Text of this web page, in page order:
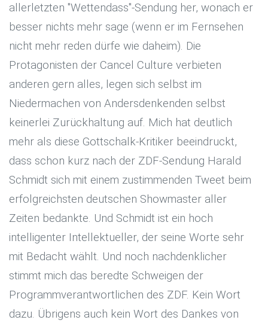
allerletzten "Wettendass"-Sendung her, wonach er
besser nichts mehr sage (wenn er im Fernsehen
nicht mehr reden dürfe wie daheim). Die
Protagonisten der Cancel Culture verbieten
anderen gern alles, legen sich selbst im
Niedermachen von Andersdenkenden selbst
keinerlei Zurückhaltung auf. Mich hat deutlich
mehr als diese Gottschalk-Kritiker beeindruckt,
dass schon kurz nach der ZDF-Sendung Harald
Schmidt sich mit einem zustimmenden Tweet beim
erfolgreichsten deutschen Showmaster aller
Zeiten bedankte. Und Schmidt ist ein hoch
intelligenter Intellektueller, der seine Worte sehr
mit Bedacht wählt. Und noch nachdenklicher
stimmt mich das beredte Schweigen der
Programmverantwortlichen des ZDF. Kein Wort
dazu. Übrigens auch kein Wort des Dankes von